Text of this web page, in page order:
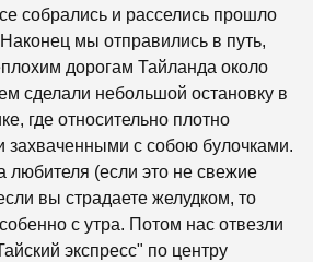
собрались и расселись прошло
мы отправились в путь,
дорогам Тайланда около
сделали небольшой остановку в
где относительно плотно
захваченными с собою булочками.
любителя (если это не свежие
вы страдаете желудком, то
с утра. Потом нас отвезли
экспресс" по центру